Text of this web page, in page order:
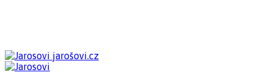
jarošovi.cz